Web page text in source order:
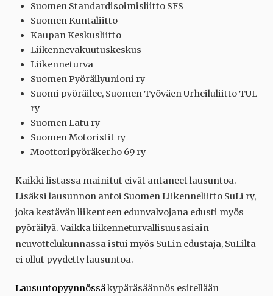
Suomen Standardisoimisliitto SFS
Suomen Kuntaliitto
Kaupan Keskusliitto
Liikennevakuutuskeskus
Liikenneturva
Suomen Pyöräilyunioni ry
Suomi pyöräilee, Suomen Työväen Urheiluliitto TUL
ry
Suomen Latu ry
Suomen Motoristit ry
Moottoripyöräkerho 69 ry
Kaikki listassa mainitut eivät antaneet lausuntoa.
Lisäksi lausunnon antoi Suomen Liikenneliitto SuLi ry,
joka kestävän liikenteen edunvalvojana edusti myös
pyöräilyä. Vaikka liikenneturvallisuusasiain
neuvottelukunnassa istui myös SuLin edustaja, SuLilta
ei ollut pyydetty lausuntoa.
Lausuntopyynnössäkypäräsäännös esitellään